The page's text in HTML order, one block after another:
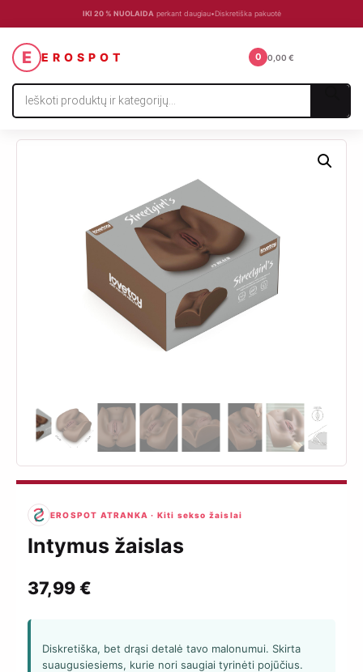
IKI 20 % NUOLAIDA perkant daugiau•Diskretiška pakuotė
E EROSPOT
Products
search
0 0,00 €
EROSPOT ATRANKA · Kiti sekso žaislai
Intymus žaislas
37,99€
Diskretiška, bet drąsi detalė tavo malonumui. Skirta
suaugusiesiems, kurie nori saugiai tyrinėti pojūčius.